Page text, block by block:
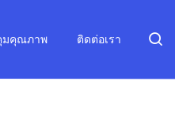
มคุณภาพ ติดต่อเรา